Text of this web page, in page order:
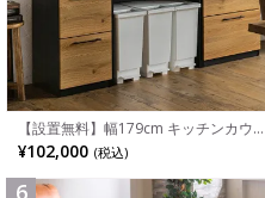
【設置無料】幅179cm キッチンカウン
ター ステンレス天板 引き出し 収納 食
器棚 ゴミ箱スペース 組み換え可能 レン
ダン ナチュラル グレー
¥102,000 (税込)
6